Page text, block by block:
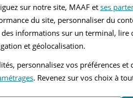
MAAF
sur notre site, MAAF et ses
du site, personnaliser du
des informations sur un terminal,
et géolocalisation.
personnalisez vos préférences
. Revenez sur vos choix à